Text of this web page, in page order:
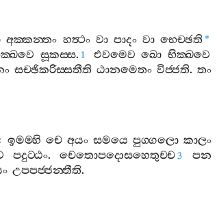
අක‍්කන‍්තං හත්‍ථං වා පාදං වා භෙච‍්ඡති *
සූකස‍්ස. 1 එවමෙව ඛො භික‍්ඛවෙ
සච‍්ඡිකරිස‍්සතීති ඨානමෙතං විජ‍්ජති. තං
ඉමම‍්හි චෙ අයං සමයෙ පුග‍්ගලො කාලං
පදුට‍්ඨං. චෙතොපදොසහෙතුච‍්ච 3
පන
උපපජ‍්ජන‍්තීති.